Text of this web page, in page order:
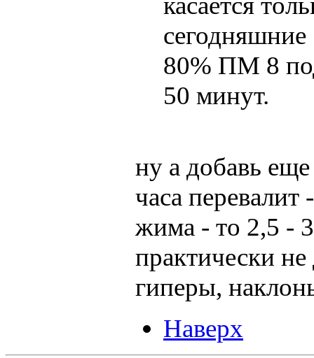
80% ПМ 8
50 минут.
ну а добавь
часа перевалит
жима - то 2,5 - 3
практически
гиперы,
Наверх